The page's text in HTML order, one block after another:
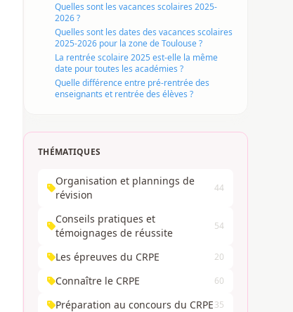
Quelles sont les vacances scolaires 2025-
2026 ?
Quelles sont les dates des vacances scolaires
2025-2026 pour la zone de Toulouse ?
La rentrée scolaire 2025 est-elle la même
date pour toutes les académies ?
Quelle différence entre pré-rentrée des
enseignants et rentrée des élèves ?
THÉMATIQUES
Organisation et plannings de
révision
44
Conseils pratiques et
témoignages de réussite
54
Les épreuves du CRPE 20
Connaître le CRPE 60
Préparation au concours du CRPE35